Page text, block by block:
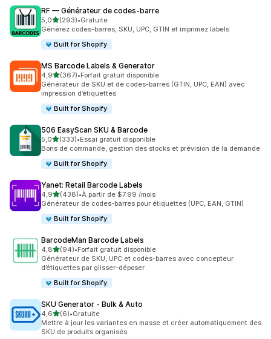
RF — Générateur de codes‑barre
5,0étoile(s) sur 5
(293)
293 avis au total
•Gratuite
Générez codes-barres, SKU, UPC, GTIN et imprimez labels
Built for Shopify
MS Barcode Labels & Generator
4,9étoile(s) sur 5
(367)
367 avis au total
•Forfait gratuit disponible
Générateur de SKU et de codes-barres (GTIN, UPC, EAN) avec
impression d’étiquettes
Built for Shopify
506 EasyScan SKU & Barcode
5,0étoile(s) sur 5
(333)
333 avis au total
•Essai gratuit disponible
Bons de commande, gestion des stocks et prévision de la demande
Built for Shopify
Yanet: Retail Barcode Labels
4,9étoile(s) sur 5
(438)
438 avis au total
•À partir de $7.99 /mois
Générateur de codes-barres pour étiquettes (UPC, EAN, GTIN)
Built for Shopify
BarcodeMan Barcode Labels
4,8étoile(s) sur 5
(94)
94 avis au total
•Forfait gratuit disponible
Générateur de SKU, UPC et codes-barres avec concepteur
d’étiquettes par glisser-déposer
Built for Shopify
SKU Generator ‑ Bulk & Auto
4,6étoile(s) sur 5
(6)
6 avis au total
•Gratuite
Mettre à jour les variantes en masse et créer automatiquement des
SKU de produits organisés